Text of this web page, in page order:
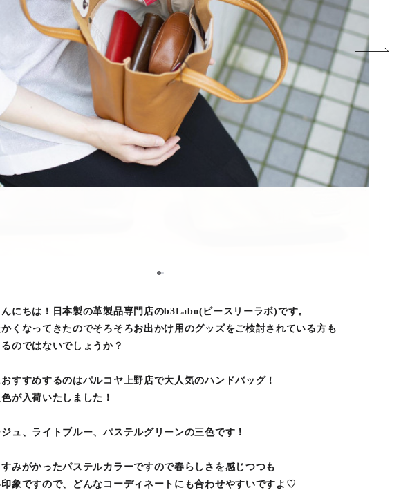
12
にちは！日本製の革製品専門店のb3Labo(ビースリーラボ)です。
くなってきたのでそろそろお出かけ用のグッズをご検討されている方も
のではないでしょうか？
すすめするのはパルコヤ上野店で大人気のハンドバッグ！
が入荷いたしました！
ュ、ライトブルー、パステルグリーンの三色です！
みがかったパステルカラーですので春らしさを感じつつも
印象ですので、どんなコーディネートにも合わせやすいですよ♡